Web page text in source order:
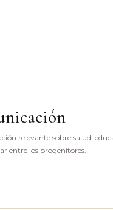
relevante sobre salud,
entre los progenitores.